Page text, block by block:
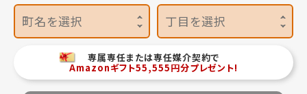
町名を選択 丁目を選択
専属専任または専任媒介契約で
Amazonギフト55,555円分プレゼント!